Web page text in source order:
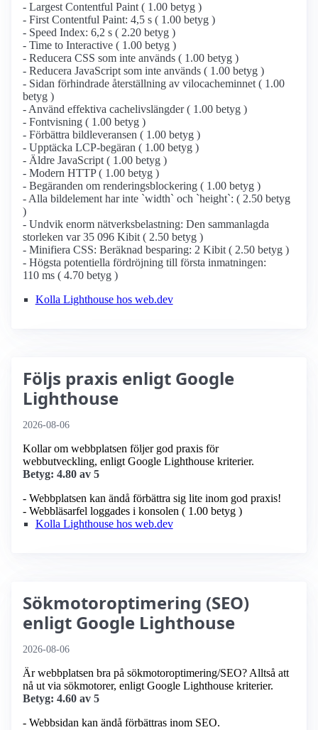
- Largest Contentful Paint ( 1.00 betyg )
- First Contentful Paint: 4,5 s ( 1.00 betyg )
- Speed Index: 6,2 s ( 2.20 betyg )
- Time to Interactive ( 1.00 betyg )
- Reducera CSS som inte används ( 1.00 betyg )
- Reducera JavaScript som inte används ( 1.00 betyg )
- Sidan förhindrade återställning av vilocacheminnet ( 1.00
betyg )
- Använd effektiva cachelivslängder ( 1.00 betyg )
- Fontvisning ( 1.00 betyg )
- Förbättra bildleveransen ( 1.00 betyg )
- Upptäcka LCP-begäran ( 1.00 betyg )
- Äldre JavaScript ( 1.00 betyg )
- Modern HTTP ( 1.00 betyg )
- Begäranden om renderingsblockering ( 1.00 betyg )
- Alla bildelement har inte `width` och `height`: ( 2.50 betyg
)
- Undvik enorm nätverksbelastning: Den sammanlagda
storleken var 35 096 Kibit ( 2.50 betyg )
- Minifiera CSS: Beräknad besparing: 2 Kibit ( 2.50 betyg )
- Högsta potentiella fördröjning till första inmatningen:
110 ms ( 4.70 betyg )
Kolla Lighthouse hos web.dev
Följs praxis enligt Google
Lighthouse
2026-08-06
Kollar om webbplatsen följer god praxis för
webbutveckling, enligt Google Lighthouse kriterier.
Betyg: 4.80 av 5
- Webbplatsen kan ändå förbättra sig lite inom god praxis!
- Webbläsarfel loggades i konsolen ( 1.00 betyg )
Kolla Lighthouse hos web.dev
Sökmotoroptimering (SEO)
enligt Google Lighthouse
2026-08-06
Är webbplatsen bra på sökmotoroptimering/SEO? Alltså att
nå ut via sökmotorer, enligt Google Lighthouse kriterier.
Betyg: 4.60 av 5
- Webbsidan kan ändå förbättras inom SEO.